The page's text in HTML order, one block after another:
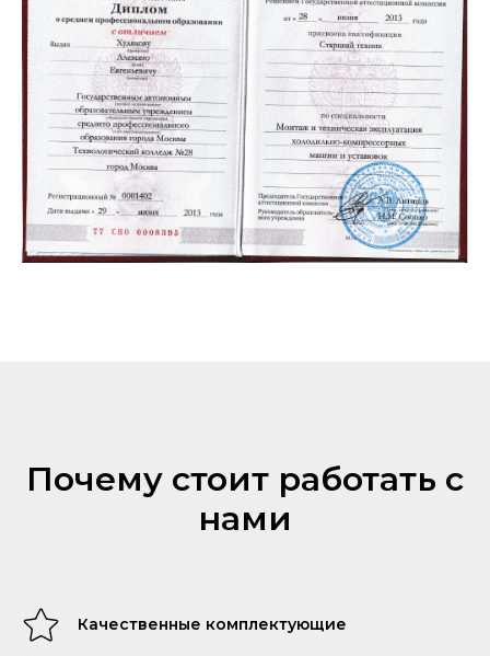
Почему стоит работать с
нами
Качественные комплектующие